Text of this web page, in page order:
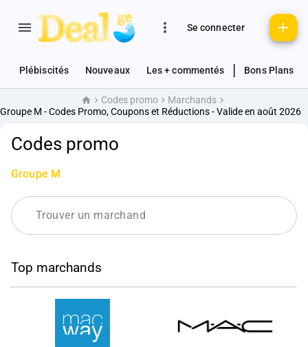
Se connecter
Plébiscités Nouveaux Les + commentés Bons Plans
AccueilCodes promo
Marchands
Groupe M - Codes Promo, Coupons et Réductions - Valide en août 2026
Codes promo
Groupe M
Top marchands